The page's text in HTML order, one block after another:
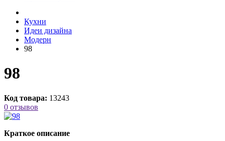
Кухни
Идеи дизайна
Модерн
98
98
Код товара: 13243
0 отзывов
Краткое описание